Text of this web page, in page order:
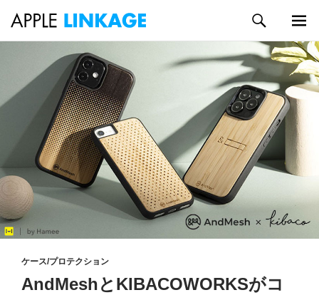
ツ
ッ
プ
索
メイン
メニュ
ー
ケース/プロテクション
AndMeshとKIBACOWORKSがコ